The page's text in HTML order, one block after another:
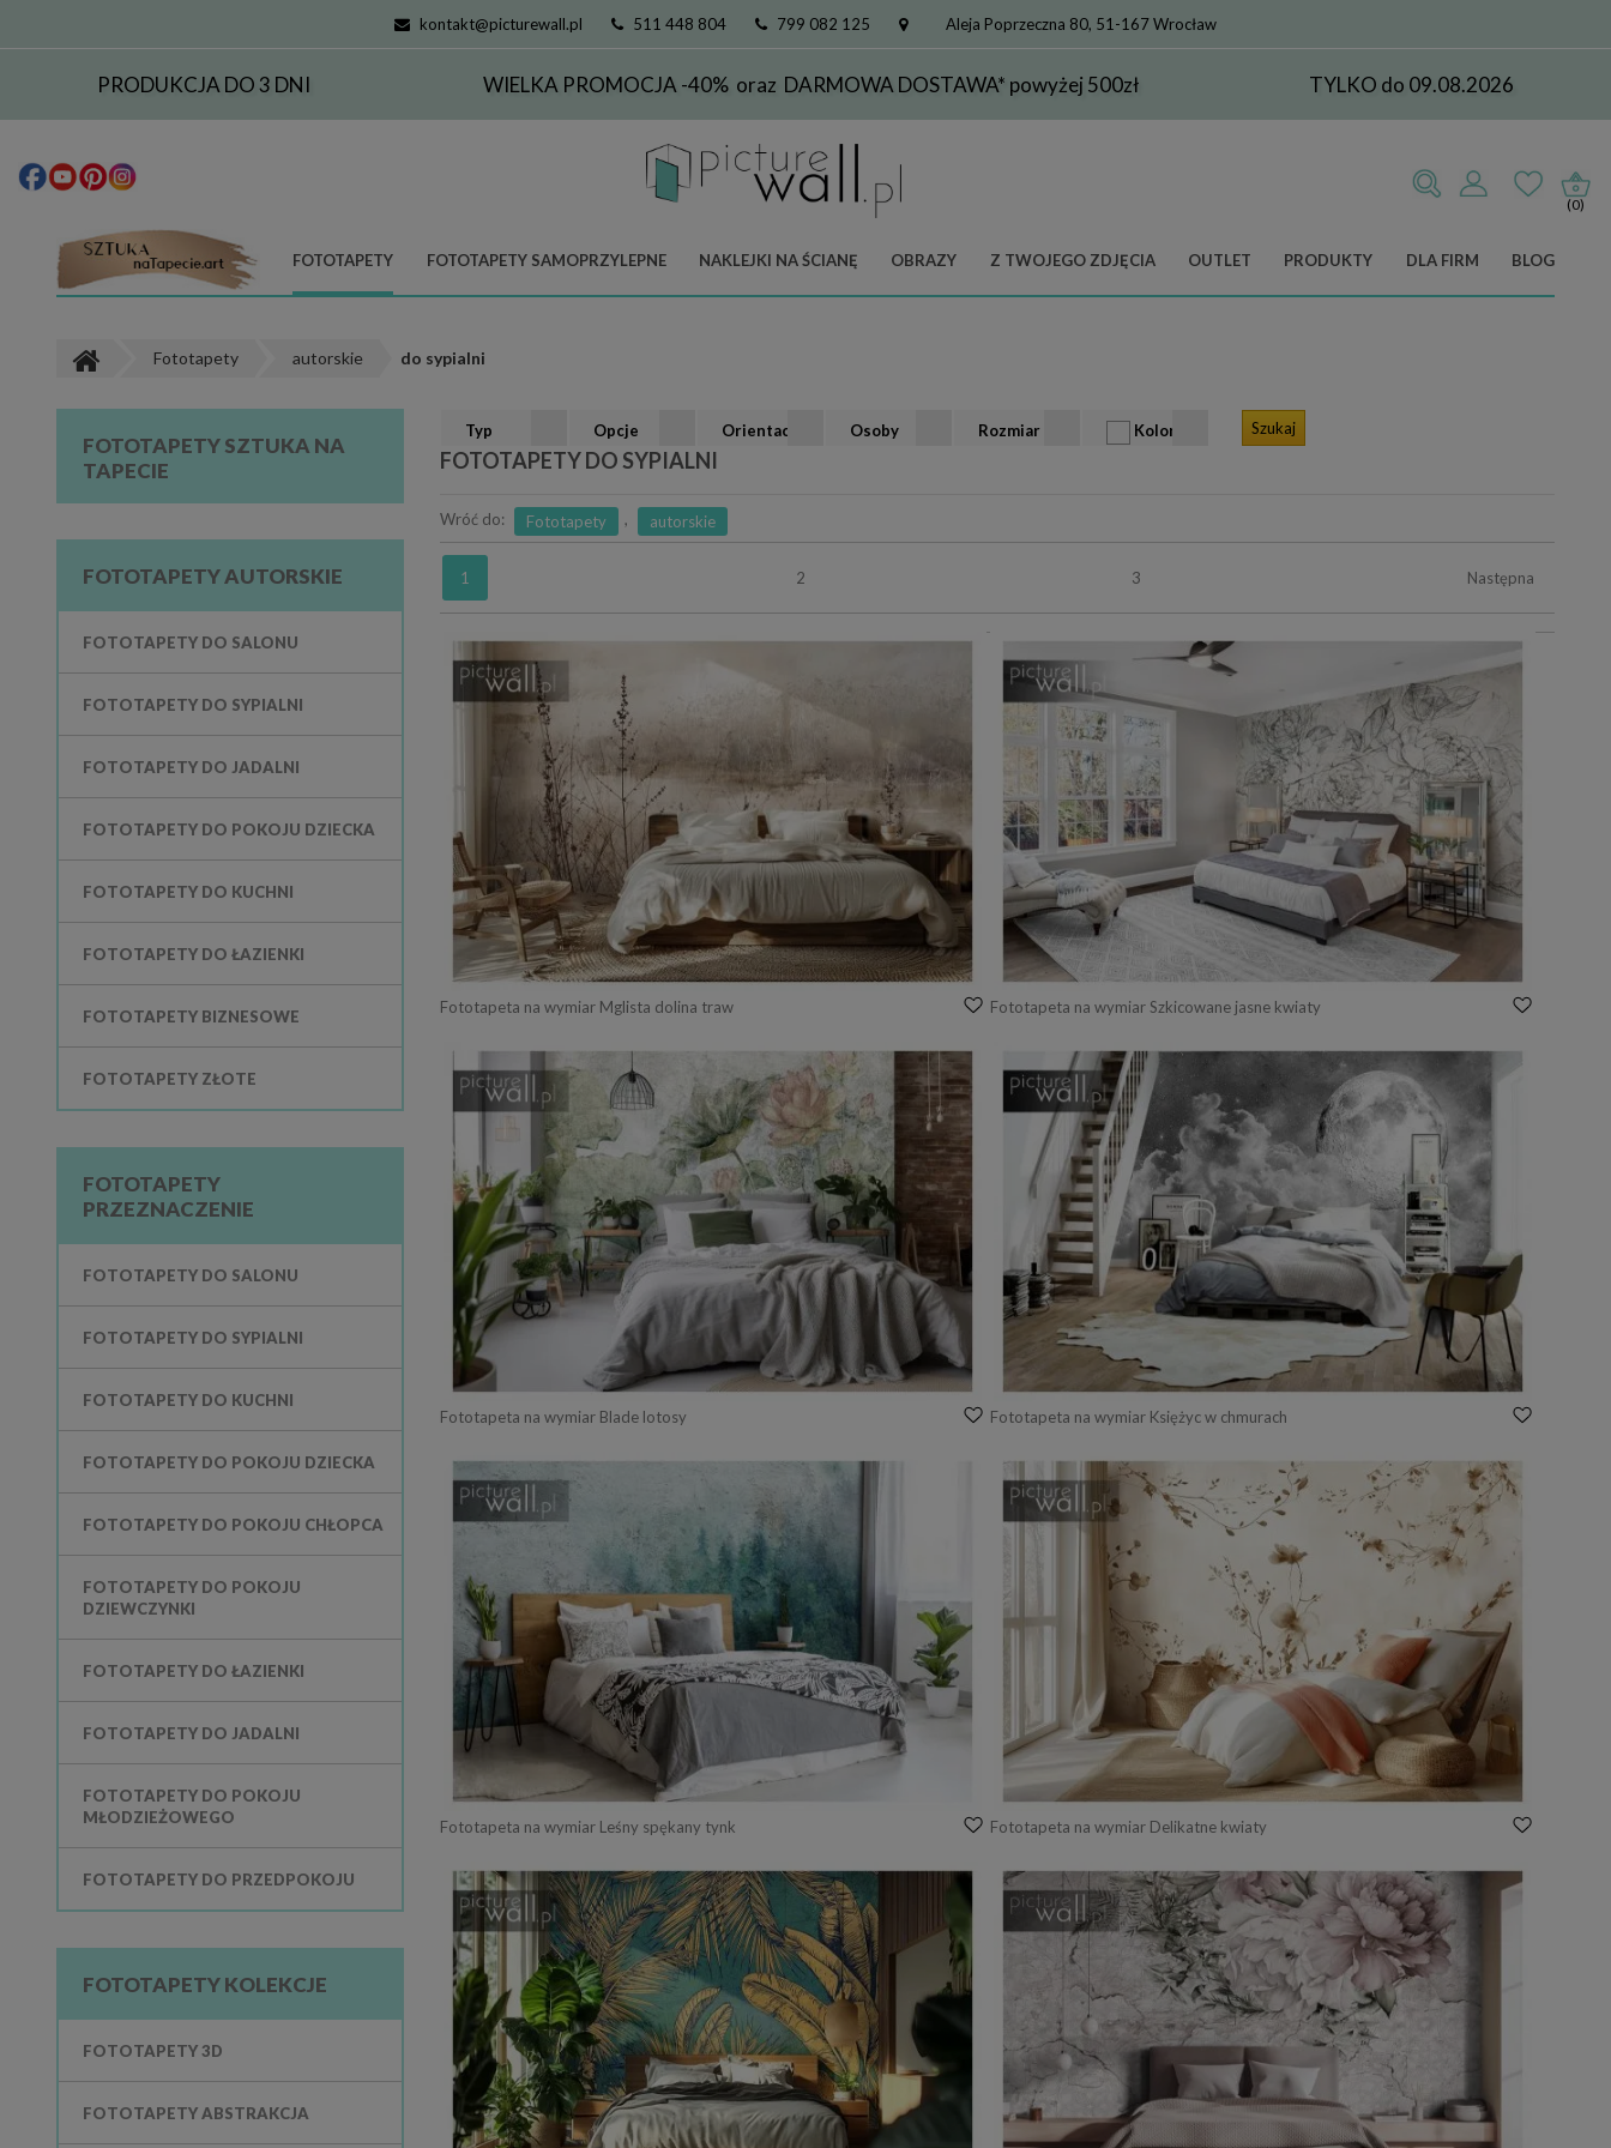
kontakt@picturewall.pl 511 448 804 799 082 125 Aleja Poprzeczna 80, 51-167 Wrocław
PRODUKCJA DO 3 DNI WIELKA PROMOCJA -40% oraz DARMOWA DOSTAWA* powyżej 500zł TYLKO do 09.08.2026
(0)
FOTOTAPETY FOTOTAPETY SAMOPRZYLEPNE NAKLEJKI NA ŚCIANĘ OBRAZY Z TWOJEGO ZDJĘCIA OUTLET PRODUKTY DLA FIRM BLOG
Fototapety autorskie do sypialni
Typ Opcje Orientacja Osoby Rozmiar Kolor
FOTOTAPETY DO SYPIALNI
Wróć do: Fototapety , autorskie
1 2 3 Następna
Fototapeta na wymiar Mglista dolina traw Fototapeta na wymiar Szkicowane jasne kwiaty
Fototapeta na wymiar Blade lotosy Fototapeta na wymiar Księżyc w chmurach
Fototapeta na wymiar Leśny spękany tynk Fototapeta na wymiar Delikatne kwiaty
FOTOTAPETY SZTUKA NA
TAPECIE
FOTOTAPETY AUTORSKIE
FOTOTAPETY DO SALONU
FOTOTAPETY DO SYPIALNI
FOTOTAPETY DO JADALNI
FOTOTAPETY DO POKOJU DZIECKA
FOTOTAPETY DO KUCHNI
FOTOTAPETY DO ŁAZIENKI
FOTOTAPETY BIZNESOWE
FOTOTAPETY ZŁOTE
FOTOTAPETY
PRZEZNACZENIE
FOTOTAPETY DO SALONU
FOTOTAPETY DO SYPIALNI
FOTOTAPETY DO KUCHNI
FOTOTAPETY DO POKOJU DZIECKA
FOTOTAPETY DO POKOJU CHŁOPCA
FOTOTAPETY DO POKOJU
DZIEWCZYNKI
FOTOTAPETY DO ŁAZIENKI
FOTOTAPETY DO JADALNI
FOTOTAPETY DO POKOJU
MŁODZIEŻOWEGO
FOTOTAPETY DO PRZEDPOKOJU
FOTOTAPETY KOLEKCJE
FOTOTAPETY 3D
FOTOTAPETY ABSTRAKCJA